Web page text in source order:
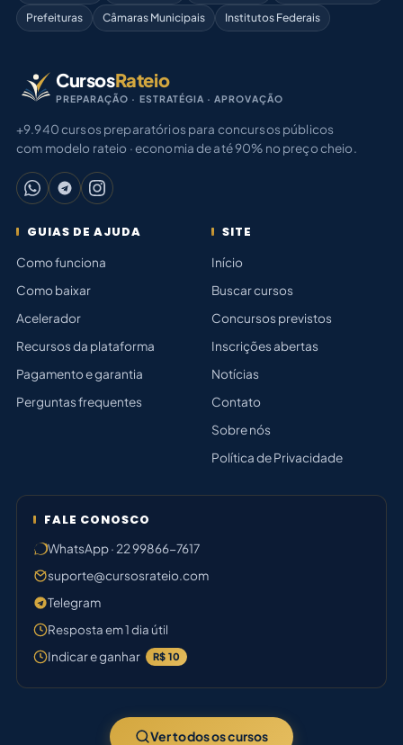
Prefeituras
Câmaras Municipais Institutos Federais
CursosRateio
PREPARAÇÃO · ESTRATÉGIA · APROVAÇÃO
+9.940 cursos preparatórios para concursos públicos
com modelo rateio · economia de até 90% no preço cheio.
GUIAS DE AJUDA
Como funciona
Como baixar
Acelerador
Recursos da plataforma
Pagamento e garantia
Perguntas frequentes
SITE
Início
Buscar cursos
Concursos previstos
Inscrições abertas
Notícias
Contato
Sobre nós
Política de Privacidade
FALE CONOSCO
WhatsApp · 22 99866-7617
suporte@cursosrateio.com
Telegram
Resposta em 1 dia útil
Indicar e ganhar
R$ 10
Ver todos os cursos